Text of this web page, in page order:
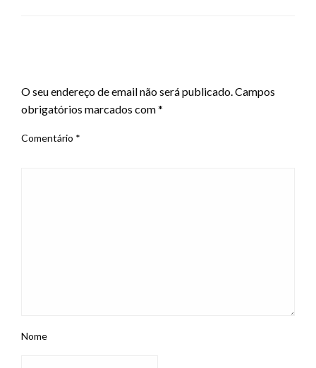
O seu endereço de email não será publicado.Campos
obrigatórios marcados com*
Comentário *
Nome